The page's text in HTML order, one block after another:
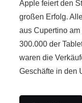
Apple feiert den
großen Erfolg.
aus Cupertino
300.000 der
waren die
Geschäfte in den